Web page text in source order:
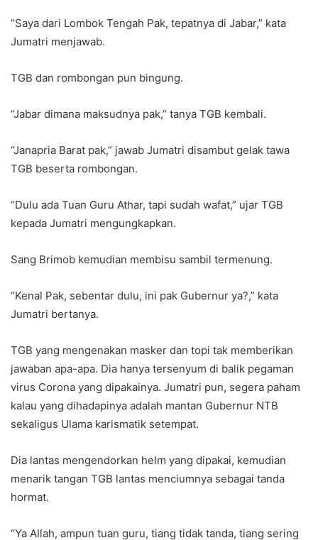
“Saya dari Lombok Tengah Pak, tepatnya di Jabar,” kata
Jumatri menjawab.
TGB dan rombongan pun bingung.
“Jabar dimana maksudnya pak,” tanya TGB kembali.
“Janapria Barat pak,” jawab Jumatri disambut gelak tawa
TGB beserta rombongan.
“Dulu ada Tuan Guru Athar, tapi sudah wafat,” ujar TGB
kepada Jumatri mengungkapkan.
Sang Brimob kemudian membisu sambil termenung.
“Kenal Pak, sebentar dulu, ini pak Gubernur ya?,” kata
Jumatri bertanya.
TGB yang mengenakan masker dan topi tak memberikan
jawaban apa-apa. Dia hanya tersenyum di balik pegaman
virus Corona yang dipakainya. Jumatri pun, segera paham
kalau yang dihadapinya adalah mantan Gubernur NTB
sekaligus Ulama karismatik setempat.
Dia lantas mengendorkan helm yang dipakai, kemudian
menarik tangan TGB lantas menciumnya sebagai tanda
hormat.
“Ya Allah, ampun tuan guru, tiang tidak tanda, tiang sering